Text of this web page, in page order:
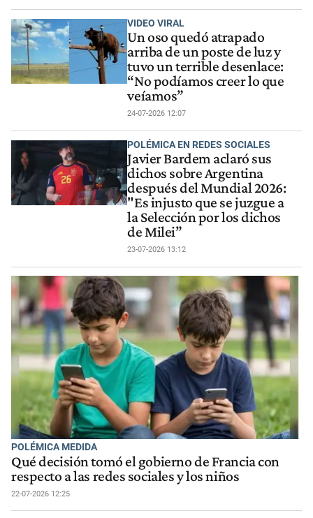
VIDEO VIRAL
Un oso quedó atrapado
arriba de un poste de luz y
tuvo un terrible desenlace:
“No podíamos creer lo que
veíamos”
24-07-2026 12:07
POLÉMICA EN REDES SOCIALES
Javier Bardem aclaró sus
dichos sobre Argentina
después del Mundial 2026:
"Es injusto que se juzgue a
la Selección por los dichos
de Milei”
23-07-2026 13:12
POLÉMICA MEDIDA
Qué decisión tomó el gobierno de Francia con
respecto a las redes sociales y los niños
22-07-2026 12:25